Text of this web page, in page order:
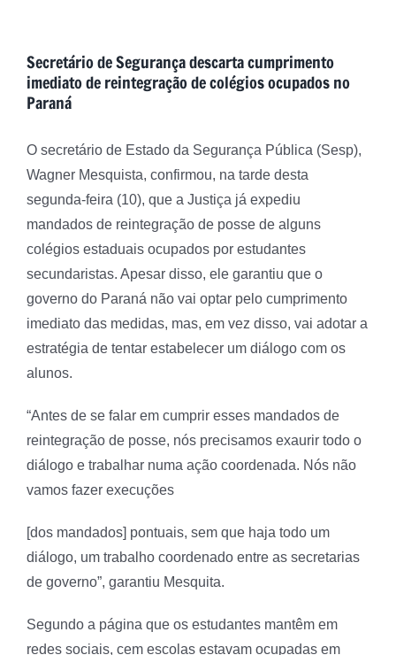
Secretário de Segurança descarta cumprimento
imediato de reintegração de colégios ocupados no
Paraná
O secretário de Estado da Segurança Pública (Sesp),
Wagner Mesquista, confirmou, na tarde desta
segunda-feira (10), que a Justiça já expediu
mandados de reintegração de posse de alguns
colégios estaduais ocupados por estudantes
secundaristas. Apesar disso, ele garantiu que o
governo do Paraná não vai optar pelo cumprimento
imediato das medidas, mas, em vez disso, vai adotar a
estratégia de tentar estabelecer um diálogo com os
alunos.
“Antes de se falar em cumprir esses mandados de
reintegração de posse, nós precisamos exaurir todo o
diálogo e trabalhar numa ação coordenada. Nós não
vamos fazer execuções
[dos mandados] pontuais, sem que haja todo um
diálogo, um trabalho coordenado entre as secretarias
de governo”, garantiu Mesquita.
Segundo a página que os estudantes mantêm em
redes sociais, cem escolas estavam ocupadas em